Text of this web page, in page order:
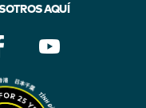
AQUÍ